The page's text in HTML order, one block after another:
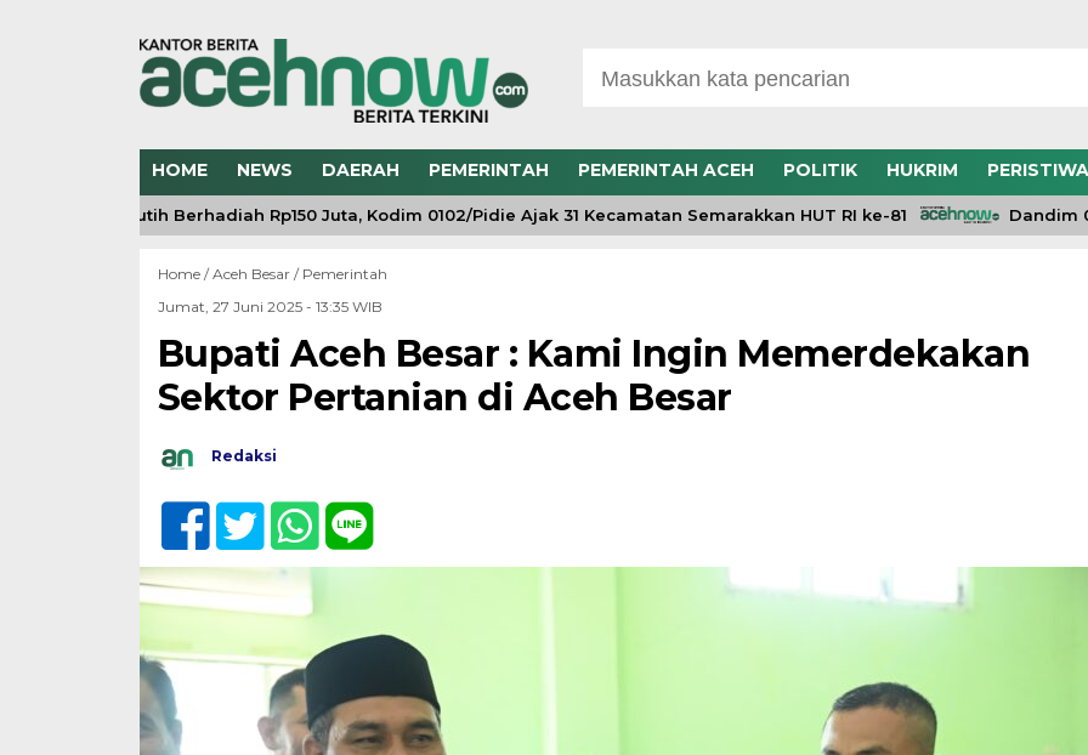
HOME NEWS DAERAH PEMERINTAH PEMERINTAH ACEH POLITIK HUKRIM PERISTIWA
Merah Putih Berhadiah Rp150 Juta, Kodim 0102/Pidie Ajak 31 Kecamatan Semarakkan HUT RI ke-81 Dandim
Home /Aceh Besar/ Pemerintah
Jumat, 27 Juni 2025 - 13:35 WIB
Bupati Aceh Besar : Kami Ingin Memerdekakan
Sektor Pertanian di Aceh Besar
Redaksi